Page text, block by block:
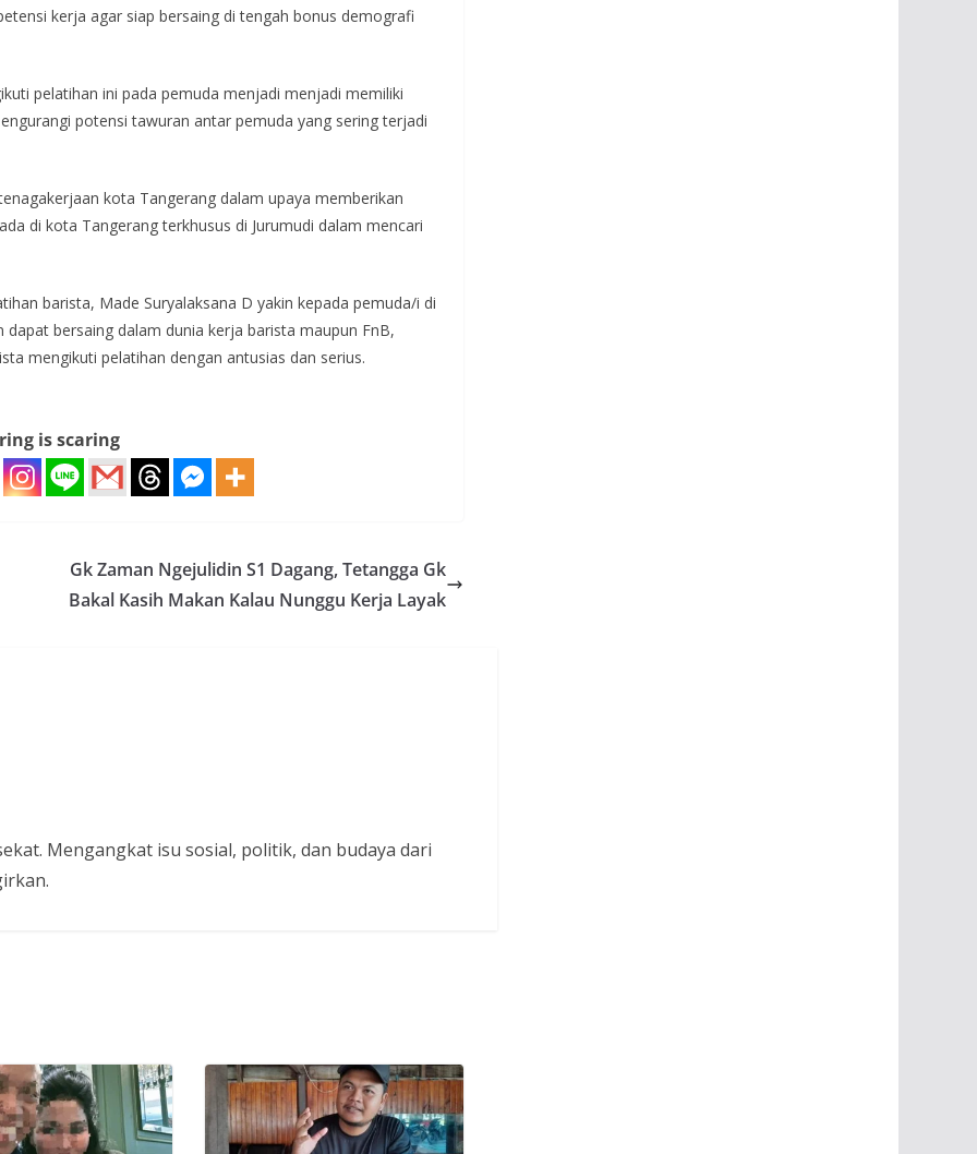
kerja agar siap bersaing di tengah bonus demografi
pelatihan ini pada pemuda menjadi menjadi memiliki
potensi tawuran antar pemuda yang sering terjadi
kota Tangerang dalam upaya memberikan
di kota Tangerang terkhusus di Jurumudi dalam mencari
barista, Made Suryalaksana D yakin kepada pemuda/i di
bersaing dalam dunia kerja barista maupun FnB,
mengikuti pelatihan dengan antusias dan serius.
is scaring
Gk Zaman Ngejulidin S1 Dagang, Tetangga Gk
Bakal Kasih Makan Kalau Nunggu Kerja Layak
Mengangkat isu sosial, politik, dan budaya dari